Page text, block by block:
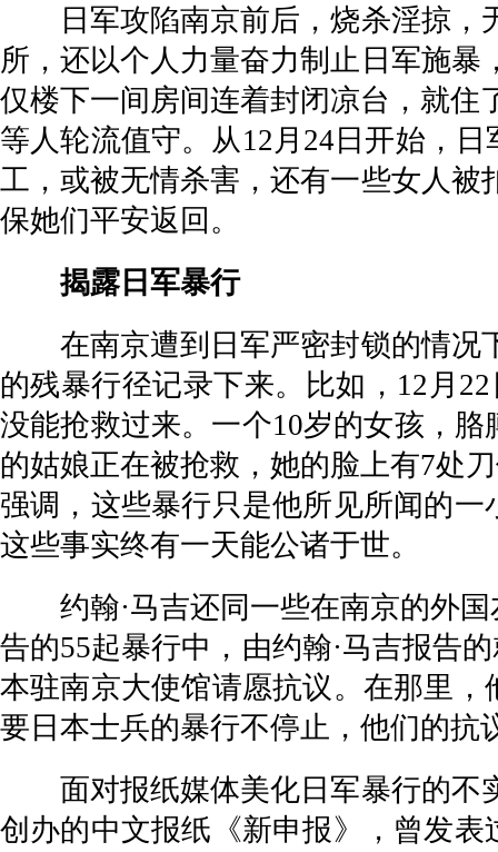
日军攻陷南京前后，烧杀淫掠，无
所，还以个人力量奋力制止日军施暴
仅楼下一间房间连着封闭凉台，就住
等人轮流值守。从12月24日开始，
工，或被无情杀害，还有一些女人被
保她们平安返回。
揭露日军暴行
在南京遭到日军严密封锁的情况下
的残暴行径记录下来。比如，12月
没能抢救过来。一个10岁的女孩，
的姑娘正在被抢救，她的脸上有7处
强调，这些暴行只是他所见所闻的
这些事实终有一天能公诸于世。
约翰·马吉还同一些在南京的外国
告的55起暴行中，由约翰·马吉报告
本驻南京大使馆请愿抗议。在那里
要日本士兵的暴行不停止，他们的抗
面对报纸媒体美化日军暴行的不实
创办的中文报纸《新申报》，曾发